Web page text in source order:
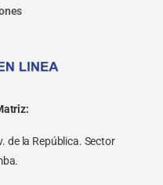
de la República. Sector